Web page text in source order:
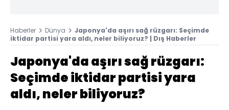
Haberler Dünya
Japonya'da aşırı sağ rüzgarı: Seçimde
iktidar partisi yara aldı, neler biliyoruz? | Dış Haberler
Japonya'da aşırı sağ rüzgarı:
Seçimde iktidar partisi yara
aldı, neler biliyoruz?